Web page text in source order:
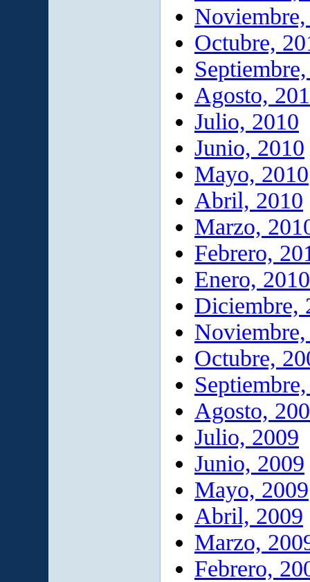
Octubre,
Agosto,
Julio, 2010
Junio, 2010
Mayo, 2010
Abril, 2010
Marzo,
Febrero,
Enero, 2010
Diciembre,
Octubre,
Agosto,
Julio, 2009
Junio, 2009
Mayo, 2009
Abril, 2009
Marzo,
Febrero,